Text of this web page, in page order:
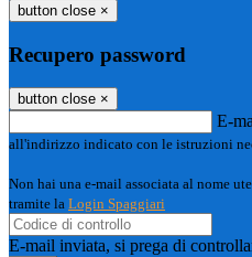
button close ×
Recupero password
button close ×
E-
all'indirizzo indicato con le istruzioni
Non hai una e-mail associata al nome
tramite la Login Spaggiari
E-mail inviata, si prega di